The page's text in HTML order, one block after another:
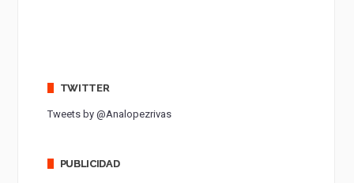
TWITTER
Tweets by @Analopezrivas
PUBLICIDAD